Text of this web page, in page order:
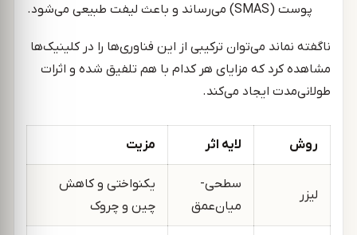
پوست (SMAS) می‌رساند و باعث لیفت طبیعی می‌شود.
ناگفته نماند می‌توان ترکیبی از این فناوری‌ها را در کلینیک‌ها
مشاهده کرد که مزایای هر کدام با هم تلفیق شده و اثرات
طولانی‌مدت ایجاد می‌کند.
روش لایه اثر مزیت
لیزر
سطحی-
میان‌عمق
یکنواختی و کاهش
چین و چروک